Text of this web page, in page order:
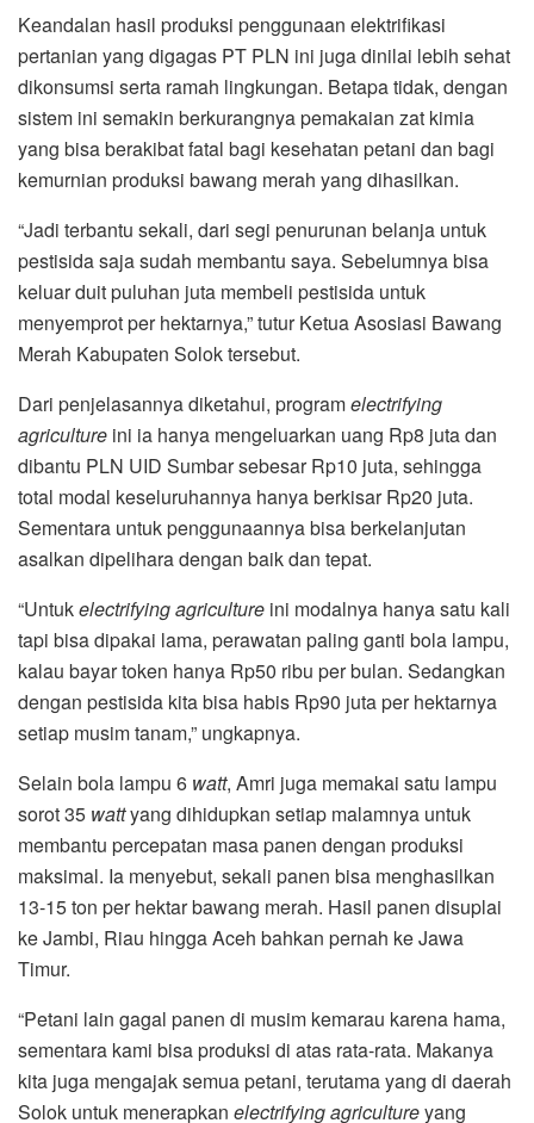
Keandalan hasil produksi penggunaan elektrifikasi
pertanian yang digagas PT PLN ini juga dinilai lebih sehat
dikonsumsi serta ramah lingkungan. Betapa tidak, dengan
sistem ini semakin berkurangnya pemakaian zat kimia
yang bisa berakibat fatal bagi kesehatan petani dan bagi
kemurnian produksi bawang merah yang dihasilkan.
“Jadi terbantu sekali, dari segi penurunan belanja untuk
pestisida saja sudah membantu saya. Sebelumnya bisa
keluar duit puluhan juta membeli pestisida untuk
menyemprot per hektarnya,” tutur Ketua Asosiasi Bawang
Merah Kabupaten Solok tersebut.
Dari penjelasannya diketahui, programelectrifying
agriculture ini ia hanya mengeluarkan uang Rp8 juta dan
dibantu PLN UID Sumbar sebesar Rp10 juta, sehingga
total modal keseluruhannya hanya berkisar Rp20 juta.
Sementara untuk penggunaannya bisa berkelanjutan
asalkan dipelihara dengan baik dan tepat.
“Untukelectrifying agriculture ini modalnya hanya satu kali
tapi bisa dipakai lama, perawatan paling ganti bola lampu,
kalau bayar token hanya Rp50 ribu per bulan. Sedangkan
dengan pestisida kita bisa habis Rp90 juta per hektarnya
setiap musim tanam,” ungkapnya.
Selain bola lampu 6 watt, Amri juga memakai satu lampu
sorot 35 wattyang dihidupkan setiap malamnya untuk
membantu percepatan masa panen dengan produksi
maksimal. Ia menyebut, sekali panen bisa menghasilkan
13-15 ton per hektar bawang merah. Hasil panen disuplai
ke Jambi, Riau hingga Aceh bahkan pernah ke Jawa
Timur.
“Petani lain gagal panen di musim kemarau karena hama,
sementara kami bisa produksi di atas rata-rata. Makanya
kita juga mengajak semua petani, terutama yang di daerah
Solok untuk menerapkan electrifying agricultureyang